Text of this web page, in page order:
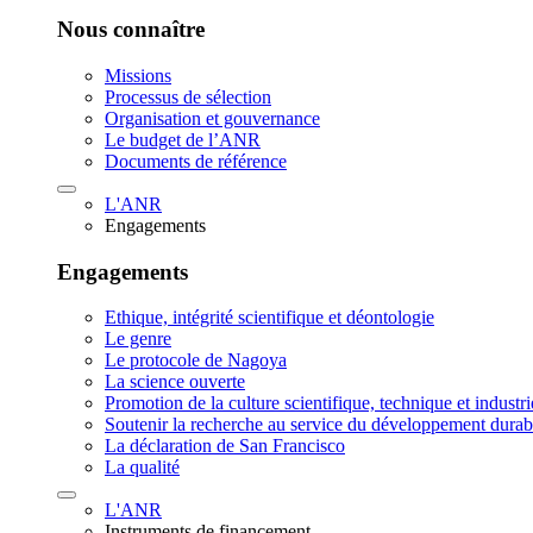
Nous connaître
Missions
Processus de sélection
Organisation et gouvernance
Le budget de l’ANR
Documents de référence
L'ANR
Engagements
Engagements
Ethique, intégrité scientifique et déontologie
Le genre
Le protocole de Nagoya
La science ouverte
Promotion de la culture scientifique, technique et
Soutenir la recherche au service du développement
La déclaration de San Francisco
La qualité
L'ANR